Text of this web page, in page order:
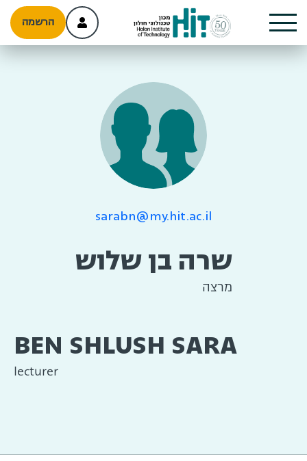
הרשמה
sarabn@my.hit.ac.il
שרה בן שלוש
מרצה
BEN SHLUSH SARA
lecturer